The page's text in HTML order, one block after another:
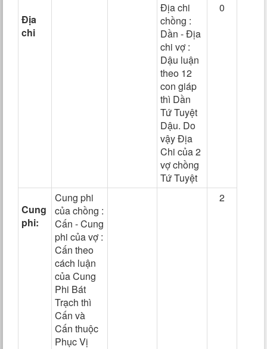
Địa
chi
Địa chi
chồng :
Dần - Địa
chi vợ :
Dậu luận
theo 12
con giáp
thì Dần
Tứ Tuyệt
Dậu. Do
vậy Địa
Chi của 2
vợ chồng
Tứ Tuyệt
0
Cung
phi:
Cung phi
của chồng :
Cấn - Cung
phi của vợ :
Cấn theo
cách luận
của Cung
Phi Bát
Trạch thì
Cấn và
Cấn thuộc
Phục Vị
2